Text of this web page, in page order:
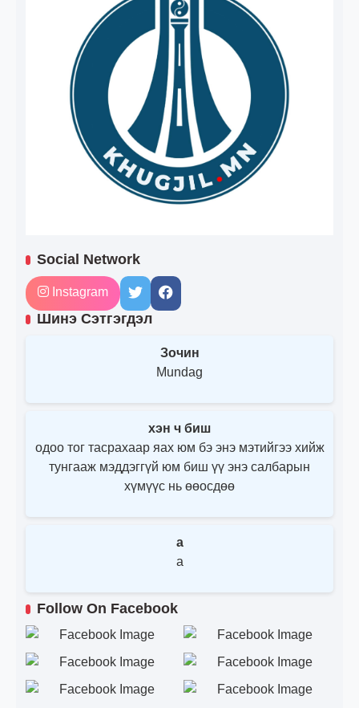
Social Network
Instagram
Шинэ Сэтгэгдэл
Зочин
Mundag
хэн ч биш
одоо тог тасрахаар яах юм бэ энэ мэтийгээ хийж
тунгааж мэддэггүй юм биш үү энэ салбарын
хүмүүс нь өөосдөө
a
a
Follow On Facebook